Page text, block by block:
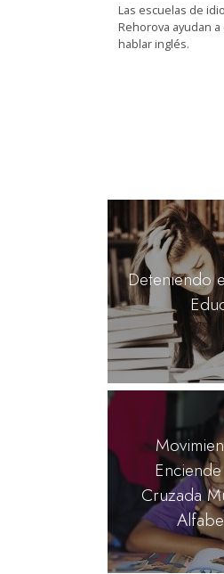
Las escuelas de
Rehorova ayudan
hablar inglés.
Deteniendo
Cruzada